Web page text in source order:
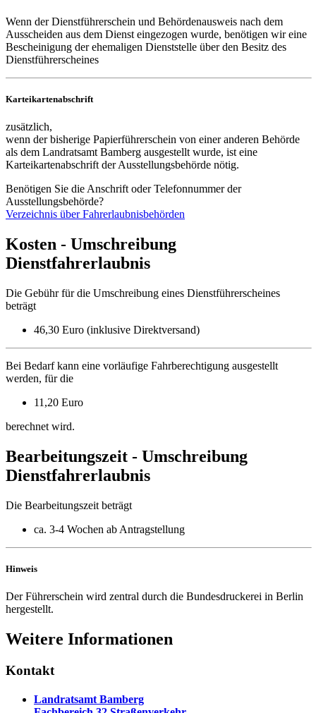
Wenn der Dienstführerschein und Behördenausweis nach dem
Ausscheiden aus dem Dienst eingezogen wurde, benötigen wir eine
Bescheinigung der ehemaligen Dienststelle über den Besitz des
Dienstführerscheines
Karteikartenabschrift
zusätzlich,
wenn der bisherige Papierführerschein von einer anderen Behörde
als dem Landratsamt Bamberg ausgestellt wurde, ist eine
Karteikartenabschrift der Ausstellungsbehörde nötig.
Benötigen Sie die Anschrift oder Telefonnummer der
Ausstellungsbehörde?
Verzeichnis über Fahrerlaubnisbehörden
Kosten - Umschreibung
Dienstfahrerlaubnis
Die Gebühr für die Umschreibung eines Dienstführerscheines
beträgt
46,30 Euro (inklusive Direktversand)
Bei Bedarf kann eine vorläufige Fahrberechtigung ausgestellt
werden, für die
11,20 Euro
berechnet wird.
Bearbeitungszeit - Umschreibung
Dienstfahrerlaubnis
Die Bearbeitungszeit beträgt
ca. 3-4 Wochen ab Antragstellung
Hinweis
Der Führerschein wird zentral durch die Bundesdruckerei in Berlin
hergestellt.
Weitere Informationen
Kontakt
Landratsamt Bamberg